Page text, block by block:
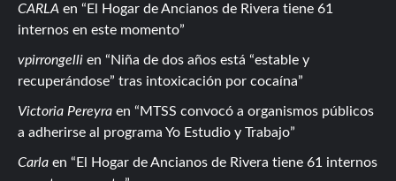
CARLA en
El Hogar de Ancianos de Rivera tiene 61
internos en este momento
vpirrongelli en
Niña de dos años está “estable y
recuperándose” tras intoxicación por cocaína
Victoria Pereyra en
MTSS convocó a organismos públicos
a adherirse al programa Yo Estudio y Trabajo
Carla en
El Hogar de Ancianos de Rivera tiene 61 internos